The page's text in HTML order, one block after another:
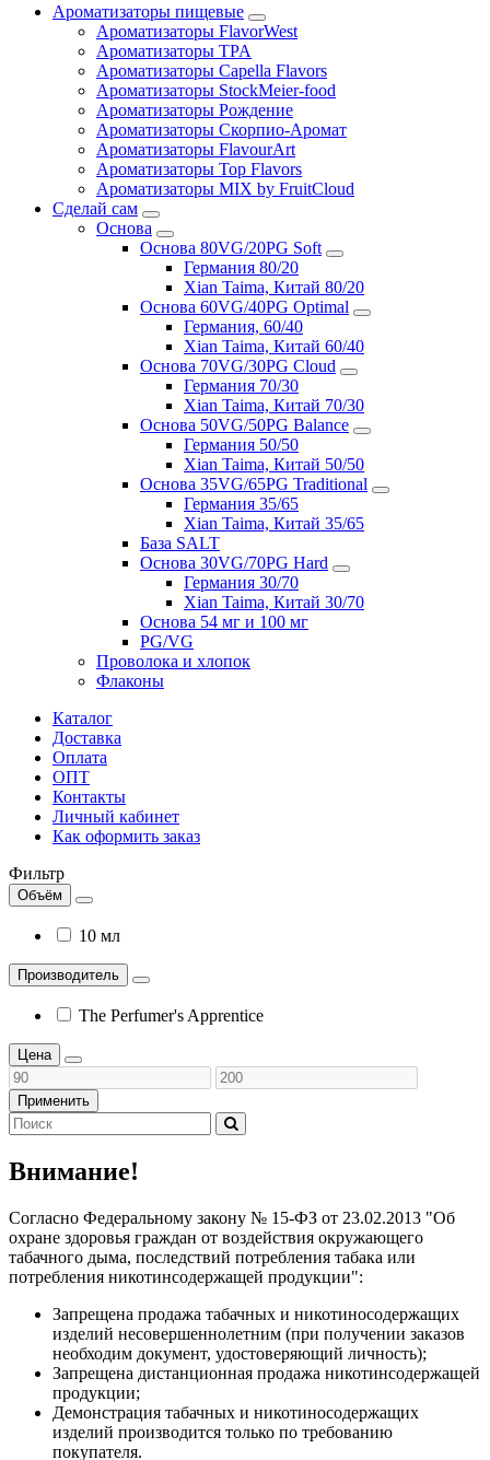
Ароматизаторы пищевые
Ароматизаторы FlavorWest
Ароматизаторы TPA
Ароматизаторы Capella Flavors
Ароматизаторы StockMeier-food
Ароматизаторы Рождение
Ароматизаторы Скорпио-Аромат
Ароматизаторы FlavourArt
Ароматизаторы Top Flavors
Ароматизаторы MIX by FruitCloud
Сделай сам
Основа
Основа 80VG/20PG Soft
Германия 80/20
Xian Taima, Китай 80/20
Основа 60VG/40PG Optimal
Германия, 60/40
Xian Taima, Китай 60/40
Основа 70VG/30PG Cloud
Германия 70/30
Xian Taima, Китай 70/30
Основа 50VG/50PG Balance
Германия 50/50
Xian Taima, Китай 50/50
Основа 35VG/65PG Traditional
Германия 35/65
Xian Taima, Китай 35/65
База SALT
Основа 30VG/70PG Hard
Германия 30/70
Xian Taima, Китай 30/70
Основа 54 мг и 100 мг
PG/VG
Проволока и хлопок
Флаконы
Каталог
Доставка
Оплата
ОПТ
Контакты
Личный кабинет
Как оформить заказ
Фильтр
Объём
10 мл
Производитель
The Perfumer's Apprentice
Цена
Применить
Внимание!
Согласно Федеральному закону № 15-ФЗ от 23.02.2013 "Об
охране здоровья граждан от воздействия окружающего
табачного дыма, последствий потребления табака или
потребления никотинсодержащей продукции":
Запрещена продажа табачных и никотиносодержащих
изделий несовершеннолетним (при получении заказов
необходим документ, удостоверяющий личность);
Запрещена дистанционная продажа никотинсодержащей
продукции;
Демонстрация табачных и никотиносодержащих
изделий производится только по требованию
покупателя.